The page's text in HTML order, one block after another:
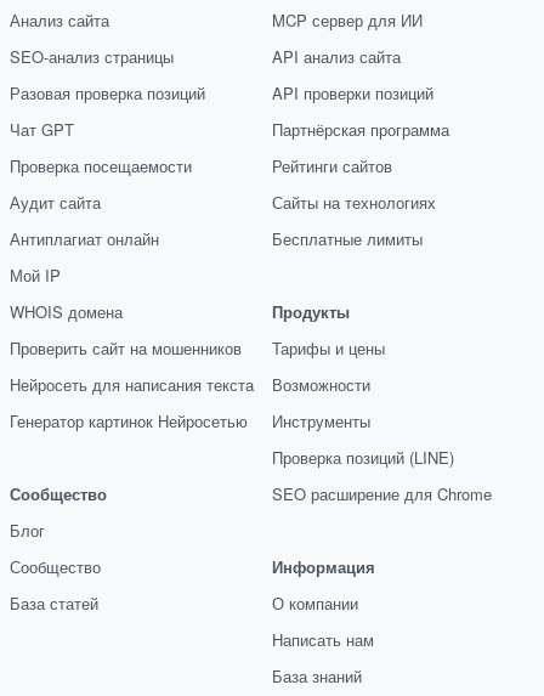
Анализ сайта
SEO-анализ страницы
Разовая проверка позиций
Чат GPT
Проверка посещаемости
Аудит сайта
Антиплагиат онлайн
Мой IP
WHOIS домена
Проверить сайт на мошенников
Нейросеть для написания текста
Генератор картинок Нейросетью
Сообщество
Блог
Сообщество
База статей
MCP сервер для ИИ
API анализ сайта
API проверки позиций
Партнёрская программа
Рейтинги сайтов
Сайты на технологиях
Бесплатные лимиты
Продукты
Тарифы и цены
Возможности
Инструменты
Проверка позиций (LINE)
SEO расширение для Chrome
Информация
О компании
Написать нам
База знаний